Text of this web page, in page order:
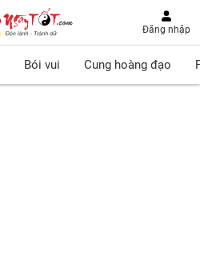
Đăng nhập
Bói vui Cung hoàng đạo